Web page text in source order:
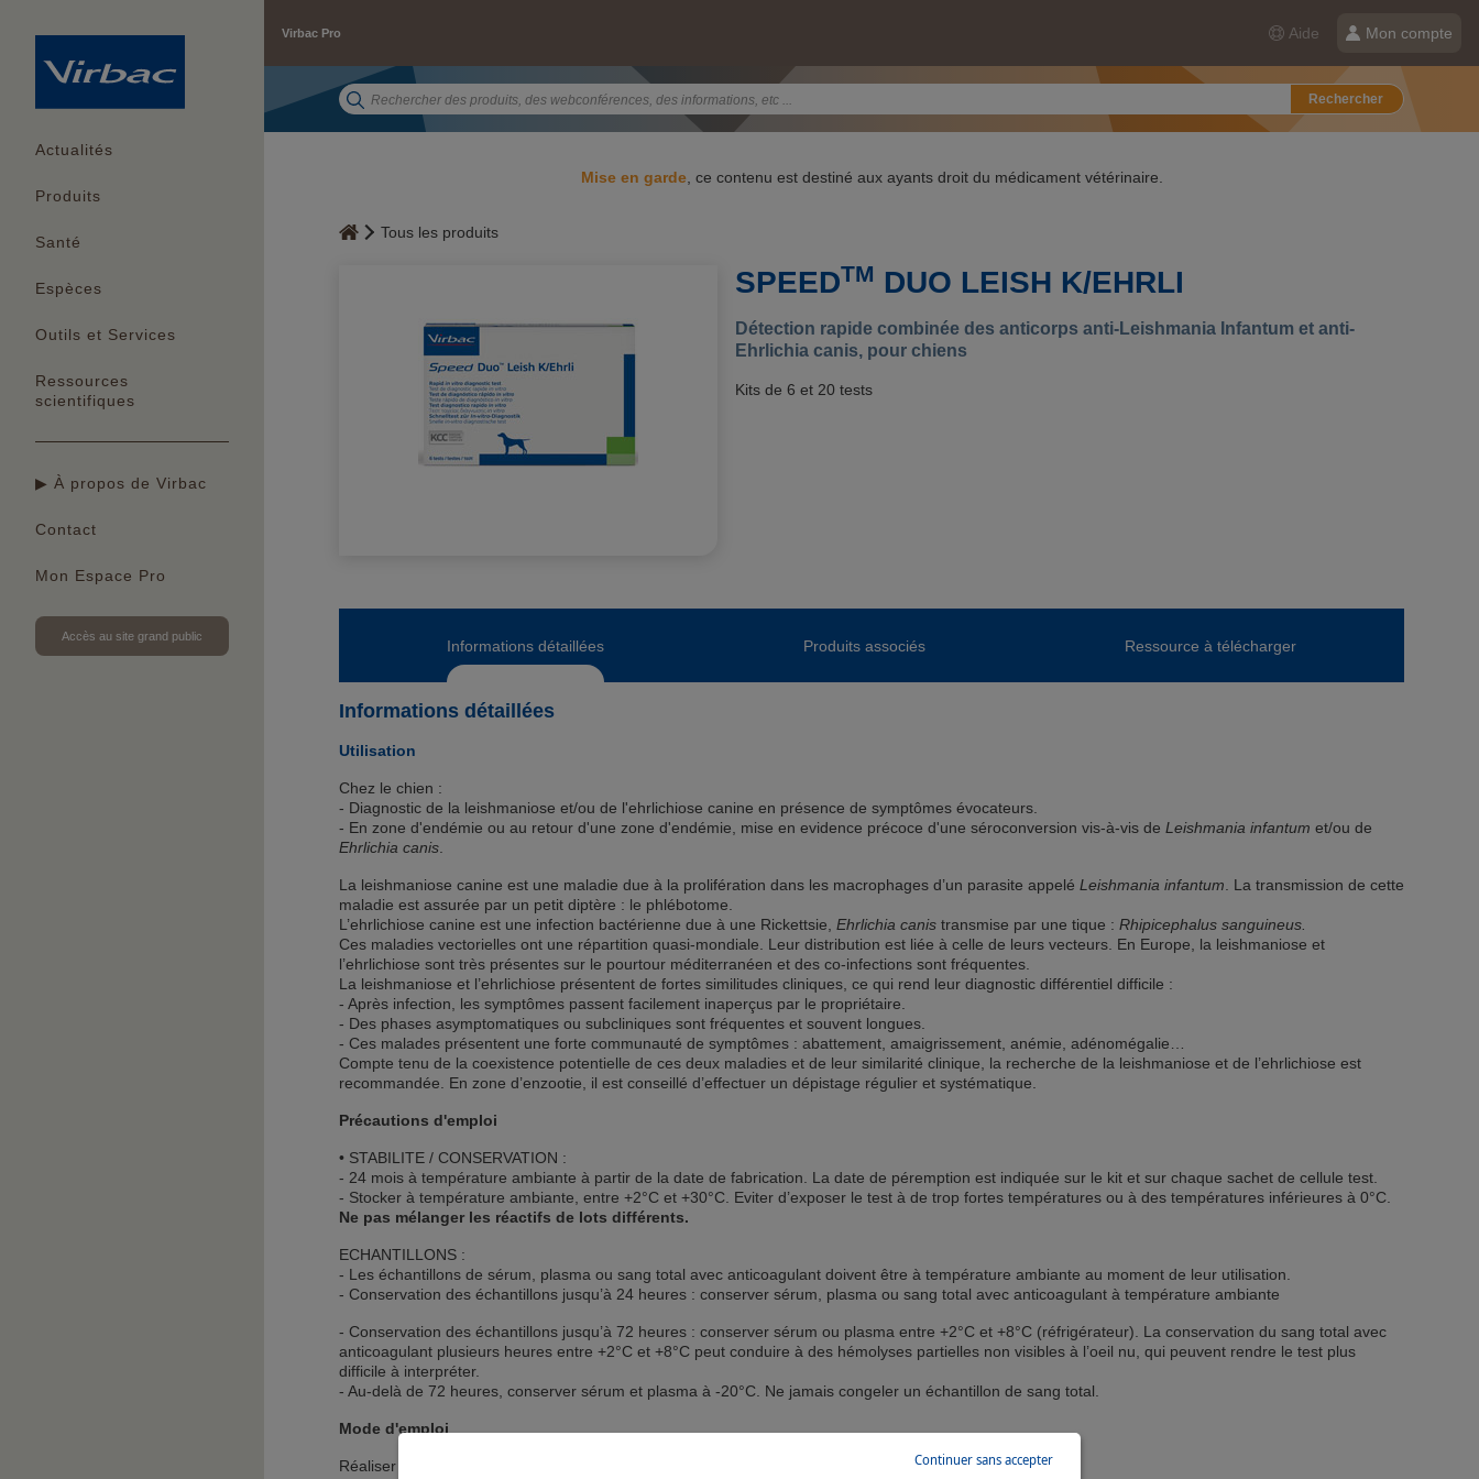
Actualités
Produits
Santé
Espèces
Outils et Services
Ressources
scientifiques
▶ À propos de Virbac
Contact
Mon Espace Pro
Accès au site grand public
Aide Mon compte
Virbac Pro
Rechercher
Mise en garde, ce contenu est destiné aux ayants droit du médicament vétérinaire.
Tous les produits
SPEEDTM DUO LEISH K/EHRLI
Détection rapide combinée des anticorps anti-Leishmania Infantum et anti-
Ehrlichia canis, pour chiens
Kits de 6 et 20 tests
Informations détaillées Produits associés Ressource à télécharger
Informations détaillées
Utilisation
Chez le chien :
- Diagnostic de la leishmaniose et/ou de l'ehrlichiose canine en présence de symptômes évocateurs.
- En zone d'endémie ou au retour d'une zone d'endémie, mise en evidence précoce d'une séroconversion vis-à-vis de Leishmania infantum et/ou de
Ehrlichia canis.
La leishmaniose canine est une maladie due à la prolifération dans les macrophages d’un parasite appelé Leishmania infantum. La transmission de cette
maladie est assurée par un petit diptère : le phlébotome.
L’ehrlichiose canine est une infection bactérienne due à une Rickettsie, Ehrlichia canis transmise par une tique : Rhipicephalus sanguineus.
Ces maladies vectorielles ont une répartition quasi-mondiale. Leur distribution est liée à celle de leurs vecteurs. En Europe, la leishmaniose et
l’ehrlichiose sont très présentes sur le pourtour méditerranéen et des co-infections sont fréquentes.
La leishmaniose et l’ehrlichiose présentent de fortes similitudes cliniques, ce qui rend leur diagnostic différentiel difficile :
- Après infection, les symptômes passent facilement inaperçus par le propriétaire.
- Des phases asymptomatiques ou subcliniques sont fréquentes et souvent longues.
- Ces malades présentent une forte communauté de symptômes : abattement, amaigrissement, anémie, adénomégalie…
Compte tenu de la coexistence potentielle de ces deux maladies et de leur similarité clinique, la recherche de la leishmaniose et de l’ehrlichiose est
recommandée. En zone d’enzootie, il est conseillé d’effectuer un dépistage régulier et systématique.
Précautions d'emploi
• STABILITE / CONSERVATION :
- 24 mois à température ambiante à partir de la date de fabrication. La date de péremption est indiquée sur le kit et sur chaque sachet de cellule test.
- Stocker à température ambiante, entre +2°C et +30°C. Eviter d’exposer le test à de trop fortes températures ou à des températures inférieures à 0°C.
Ne pas mélanger les réactifs de lots différents.
ECHANTILLONS :
- Les échantillons de sérum, plasma ou sang total avec anticoagulant doivent être à température ambiante au moment de leur utilisation.
- Conservation des échantillons jusqu’à 24 heures : conserver sérum, plasma ou sang total avec anticoagulant à température ambiante
- Conservation des échantillons jusqu’à 72 heures : conserver sérum ou plasma entre +2°C et +8°C (réfrigérateur). La conservation du sang total avec
anticoagulant plusieurs heures entre +2°C et +8°C peut conduire à des hémolyses partielles non visibles à l’oeil nu, qui peuvent rendre le test plus
difficile à interpréter.
- Au-delà de 72 heures, conserver sérum et plasma à -20°C. Ne jamais congeler un échantillon de sang total.
Mode d'emploi
Réaliser un prélèvement de plasma, sérum ou sang total avec anticoagulant. Continuer sans accepter